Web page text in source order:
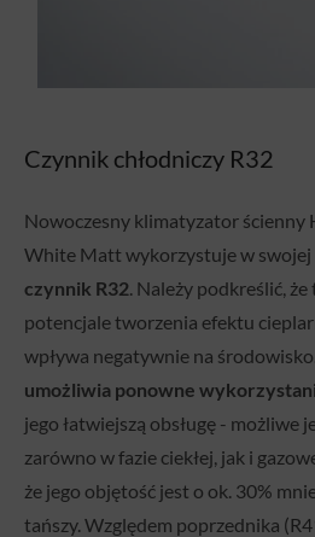
Czynnik chłodniczy R32
Nowoczesny klimatyzator ścienny
White Matt wykorzystuje w swojej
czynnik R32. Należy podkreślić,
potencjale tworzenia efektu
wpływa negatywnie na
umożliwia ponowne
jego łatwiejszą obsługę - możliwe
zarówno w fazie ciekłej, jak i
że jego objętość jest o ok. 30%
tańszy. Względem poprzednika